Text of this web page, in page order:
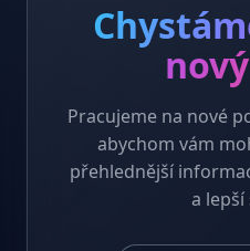
Pracujeme na nové
abychom vám
přehlednější
a lepší